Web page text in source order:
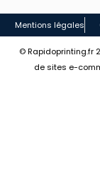
Mentions légales
© Rapidoprinting.fr
de sites e-